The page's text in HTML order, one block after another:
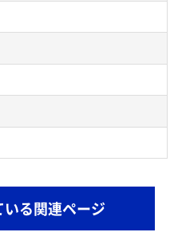
る関連ページ